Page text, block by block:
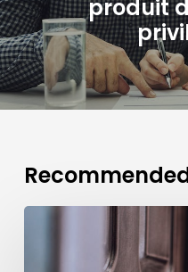
produit